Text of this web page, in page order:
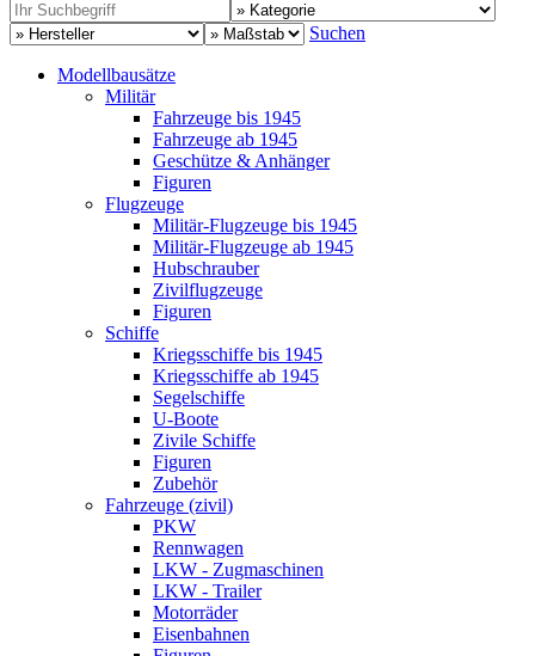
Suchen
Modellbausätze
Militär
Fahrzeuge bis 1945
Fahrzeuge ab 1945
Geschütze & Anhänger
Figuren
Flugzeuge
Militär-Flugzeuge bis 1945
Militär-Flugzeuge ab 1945
Hubschrauber
Zivilflugzeuge
Figuren
Schiffe
Kriegsschiffe bis 1945
Kriegsschiffe ab 1945
Segelschiffe
U-Boote
Zivile Schiffe
Figuren
Zubehör
Fahrzeuge (zivil)
PKW
Rennwagen
LKW - Zugmaschinen
LKW - Trailer
Motorräder
Eisenbahnen